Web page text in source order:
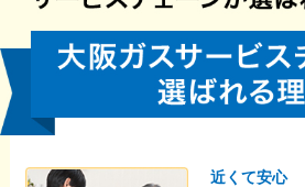
近くて安心